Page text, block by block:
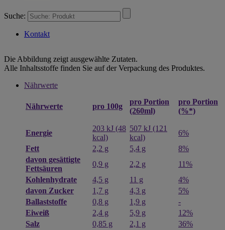
Suche:
Kontakt
Die Abbildung zeigt ausgewählte Zutaten.
Alle Inhaltsstoffe finden Sie auf der Verpackung des Produktes.
Nährwerte
Nährwerte pro 100g
pro Portion
(260ml)
pro Portion
(%*)
Energie
203 kJ (48
kcal)
507 kJ (121
kcal)
6%
Fett
2,2 g 5,4 g
8%
davon gesättigte
Fettsäuren
0,9 g 2,2 g
11%
Kohlenhydrate
4,5 g 11 g
4%
davon Zucker
1,7 g 4,3 g
5%
Ballaststoffe
0,8 g 1,9 g
-
Eiweiß
2,4 g 5,9 g
12%
Salz
0,85 g 2,1 g
36%